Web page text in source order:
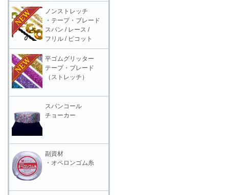
ノンストレッチ
・テープ・ブレード
スパン / レース /
フリル / ピコット
平ゴムグリッター
テープ・ブレード
（ストレッチ）
スパンコール
チョーカー
副資材
・オペロンゴム糸